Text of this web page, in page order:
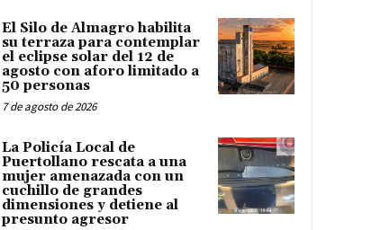
El Silo de Almagro habilita
su terraza para contemplar
el eclipse solar del 12 de
agosto con aforo limitado a
50 personas
7 de agosto de 2026
La Policía Local de
Puertollano rescata a una
mujer amenazada con un
cuchillo de grandes
dimensiones y detiene al
presunto agresor